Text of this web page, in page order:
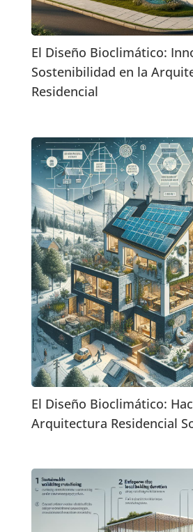
El Diseño Bioclimático:
Sostenibilidad en la
Residencial
El Diseño Bioclimático:
Arquitectura Residencial